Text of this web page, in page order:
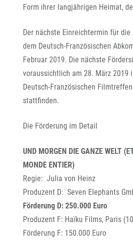
Form ihrer langjährigen Heimat,
Der nächste Einreichtermin für die
dem Deutsch-Französischen
Februar 2019. Die nächste
voraussichtlich am 28. März 2019
Deutsch-Französischen
stattfinden.
Die Förderung im Detail
UND MORGEN DIE GANZE WELT
MONDE ENTIER)
Regie: Julia von Heinz
Produzent D: Seven Elephants
Förderung D: 250.000 Euro
Produzent F: Haïku Films, Paris
Förderung F: 150.000 Euro